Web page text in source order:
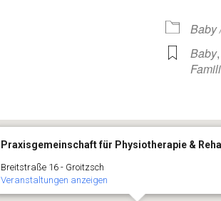
Baby
Baby
Praxisgemeinschaft für Physiotherapie &
Breitstraße 16 - Groitzsch
Veranstaltungen anzeigen